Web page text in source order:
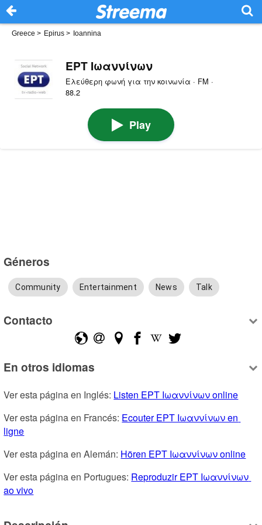
Greece > Epirus > Ioannina
ΕΡΤ Ιωαννίνων
Ελεύθερη φωνή για την κοινωνία · FM ·
88.2
Play
Géneros
Community Entertainment News Talk
Contacto
En otros idiomas
Ver esta página en Inglés: Listen ΕΡΤ Ιωαννίνων online
Ver esta página en Francés: Ecouter ΕΡΤ Ιωαννίνων en
ligne
Ver esta página en Alemán: Hören ΕΡΤ Ιωαννίνων online
Ver esta página en Portugues: Reproduzir ΕΡΤ Ιωαννίνων
ao vivo